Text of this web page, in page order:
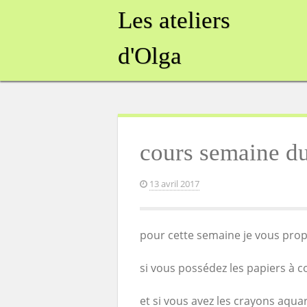
Les ateliers
d'Olga
cours semaine
13 avril 2017
pour cette semaine je vous
si vous possédez les papiers à
et si vous avez les crayons